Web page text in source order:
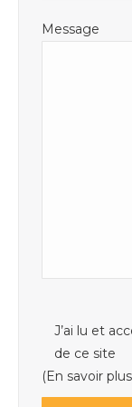
Message
J’ai lu et
de ce site
(En savoir